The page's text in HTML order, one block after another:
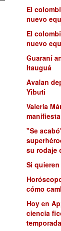
El
nuevo
El
nuevo
Guaraní
Itauguá
Avalan
Yibuti
Valeria
manifiesta
"Se
su rodaje
Si
cómo
Hoy en
ciencia
temporada